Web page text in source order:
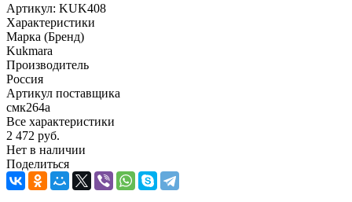
Артикул: KUK408
Характеристики
Марка (Бренд)
Kukmara
Производитель
Россия
Артикул поставщика
смк264а
Все характеристики
2 472 руб.
Нет в наличии
Поделиться